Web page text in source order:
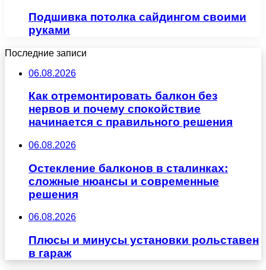
Подшивка потолка сайдингом своими
руками
Последние записи
06.08.2026
Как отремонтировать балкон без
нервов и почему спокойствие
начинается с правильного решения
06.08.2026
Остекление балконов в сталинках:
сложные нюансы и современные
решения
06.08.2026
Плюсы и минусы установки рольставен
в гараж